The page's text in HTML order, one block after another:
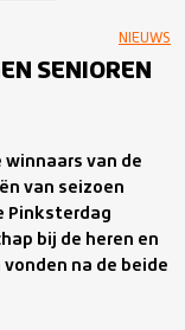
NIEUWS
SENIOREN
winnaars van de
van seizoen
Pinksterdag
bij de heren en
na de beide